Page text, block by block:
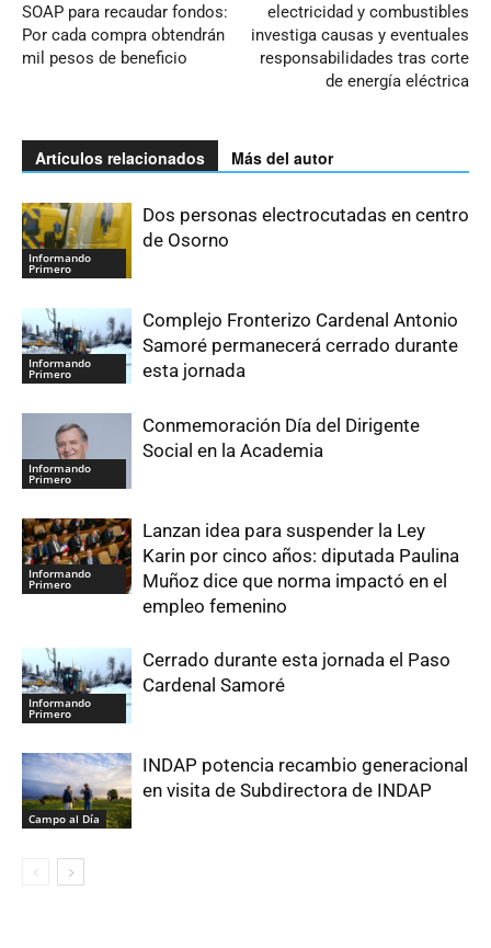
SOAP para recaudar fondos:
Por cada compra obtendrán
mil pesos de beneficio
electricidad y combustibles
investiga causas y eventuales
responsabilidades tras corte
de energía eléctrica
Artículos relacionados Más del autor
Informando
Primero
Dos personas electrocutadas en centro
de Osorno
Informando
Primero
Complejo Fronterizo Cardenal Antonio
Samoré permanecerá cerrado durante
esta jornada
Informando
Primero
Conmemoración Día del Dirigente
Social en la Academia
Informando
Primero
Lanzan idea para suspender la Ley
Karin por cinco años: diputada Paulina
Muñoz dice que norma impactó en el
empleo femenino
Informando
Primero
Cerrado durante esta jornada el Paso
Cardenal Samoré
Campo al Día
INDAP potencia recambio generacional
en visita de Subdirectora de INDAP